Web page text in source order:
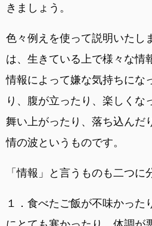
きましょう。
色々例えを使って説明いたし
は、生きている上で様々な情
情報によって嫌な気持ちにな
り、腹が立ったり、楽しくな
舞い上がったり、落ち込んだ
情の波というものです。
「情報」と言うものも二つに
１．食べたご飯が不味かった